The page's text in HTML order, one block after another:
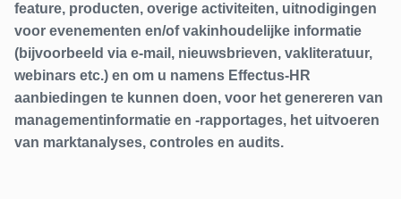
feature, producten, overige activiteiten, uitnodigingen
voor evenementen en/of vakinhoudelijke informatie
(bijvoorbeeld via e-mail, nieuwsbrieven, vakliteratuur,
webinars etc.) en om u namens Effectus-HR
aanbiedingen te kunnen doen, voor het genereren van
managementinformatie en -rapportages, het uitvoeren
van marktanalyses, controles en audits.